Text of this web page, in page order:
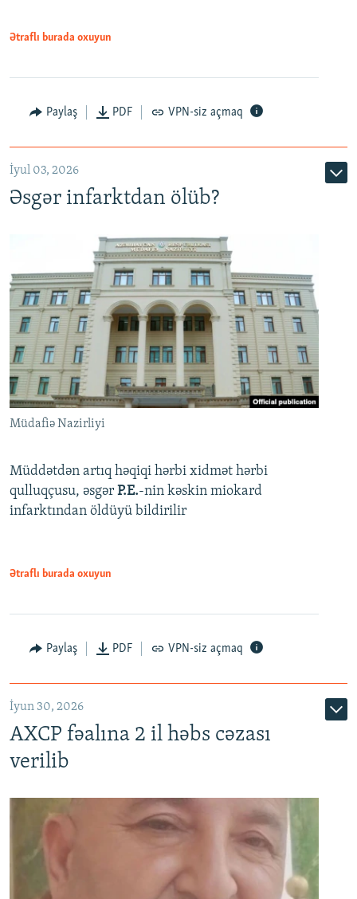
Auto 240p 360p 480p
720p 1080p
Ətraflı burada oxuyun
Paylaş PDF VPN-siz açmaq
İyul 03, 2026
Əsgər infarktdan ölüb?
Müdafiə Nazirliyi
Müddətdən artıq həqiqi hərbi xidmət hərbi
qulluqçusu, əsgər P.E.-nin kəskin miokard
infarktından öldüyü bildirilir
Ətraflı burada oxuyun
Paylaş PDF VPN-siz açmaq
İyun 30, 2026
AXCP fəalına 2 il həbs cəzası
verilib